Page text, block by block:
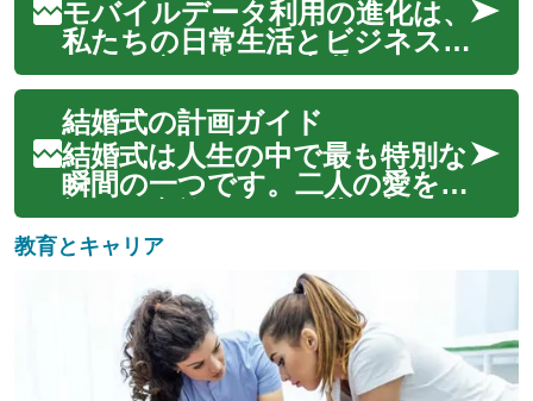
ス通信を大きく進化させ、より
高速で信頼性の高いネットワー
ク体験を提供します。この技術
の導入により、モ...
モバイルデータ利用の進化は、
私たちの日常生活とビジネス
のあり方を大きく変革してき
ました。5G技術の登場によ
り、これまで想像もできなか
ったような高速通信と低遅延が
現実のものとなり、新たなデ
ジタル体験の扉が開かれつつ
あります。この進歩は、...
結婚式の計画ガイド
結婚式は人生の中で最も特別な
瞬間の一つです。二人の愛を祝
福し、家族や友人と共に新しい
人生の門出を迎えるこの日を、
思い出深いものにするために
は、綿密な計画と準備が欠かせ
ません。会場選びから挙式のス
タイル、披露宴の演出、ハネム
ーンの手配ま...
教育とキャリア